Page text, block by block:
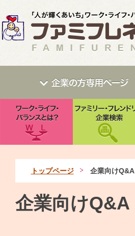
トップページ 企業向けQ&A
企業向けQ&A